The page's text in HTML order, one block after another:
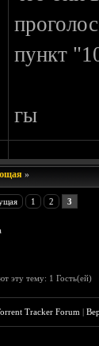
пункт
гы
»
1 2 3
эту тему: 1 Гость(ей)
Tracker Forum |